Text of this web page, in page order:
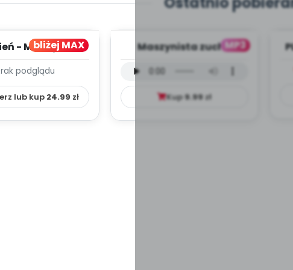
bliżej MAX
- MIESIĘCZNY
–
podglądu
lub kup 24.99 zł
MP3
Maszynista zuch -
Kup9.99zł